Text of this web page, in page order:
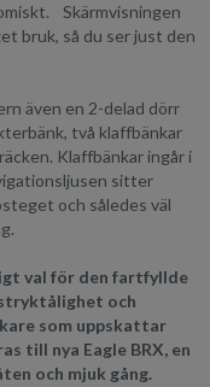
Skärmvisningen
bruk, så du ser just den
även en 2-delad dörr
två klaffbänkar
Klaffbänkar ingår i
sitter
och således väl
val för den fartfyllde
och
som uppskattar
till nya Eagle BRX, en
och mjuk gång.